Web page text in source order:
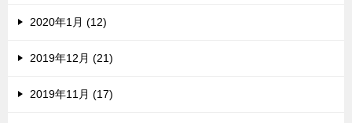
2020年1月 (12)
2019年12月 (21)
2019年11月 (17)